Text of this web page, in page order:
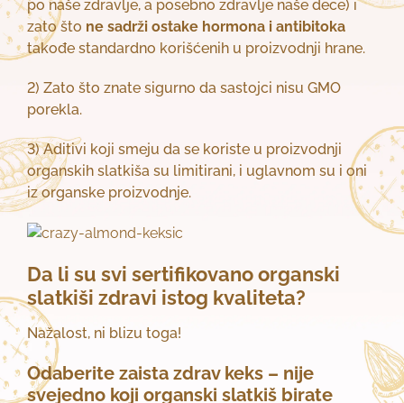
po naše zdravlje, a posebno zdravlje naše dece) i
zato što ne sadrži ostake hormona i antibitoka
takođe standardno korišćenih u proizvodnji hrane.
2) Zato što znate sigurno da sastojci nisu GMO
porekla.
3) Aditivi koji smeju da se koriste u proizvodnji
organskih slatkiša su limitirani, i uglavnom su i oni
iz organske proizvodnje.
Da li su svi sertifikovano organski
slatkiši zdravi istog kvaliteta?
Nažalost, ni blizu toga!
Odaberite zaista zdrav keks – nije
svejedno koji organski slatkiš birate